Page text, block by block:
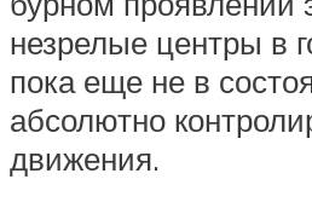
незрелые центры в
пока еще не в
абсолютно
движения.